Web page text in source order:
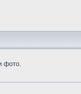
фото.